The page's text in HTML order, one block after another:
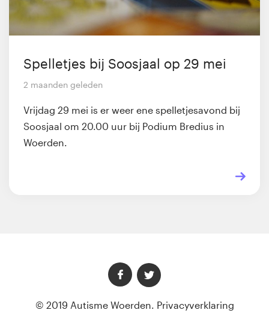
Spelletjes bij Soosjaal op 29 mei
2 maanden geleden
Vrijdag 29 mei is er weer ene spelletjesavond bij
Soosjaal om 20.00 uur bij Podium Bredius in
Woerden.
© 2019 Autisme Woerden. Privacyverklaring